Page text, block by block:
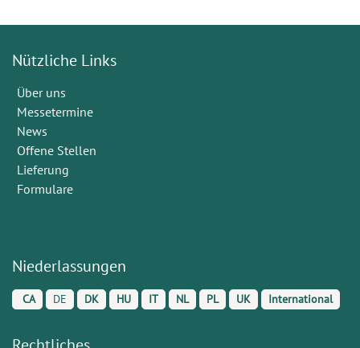
Nützliche Links
Über uns
Messetermine
News
Offene Stellen
Lieferung
Formulare
Niederlassungen
CA DE DK HU IT NL PL UK International